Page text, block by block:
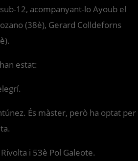
12, acompanyant-lo Ayoub el
(38è), Gerard Colldeforns
estat:
És màster, però ha optat per
i 53è Pol Galeote.